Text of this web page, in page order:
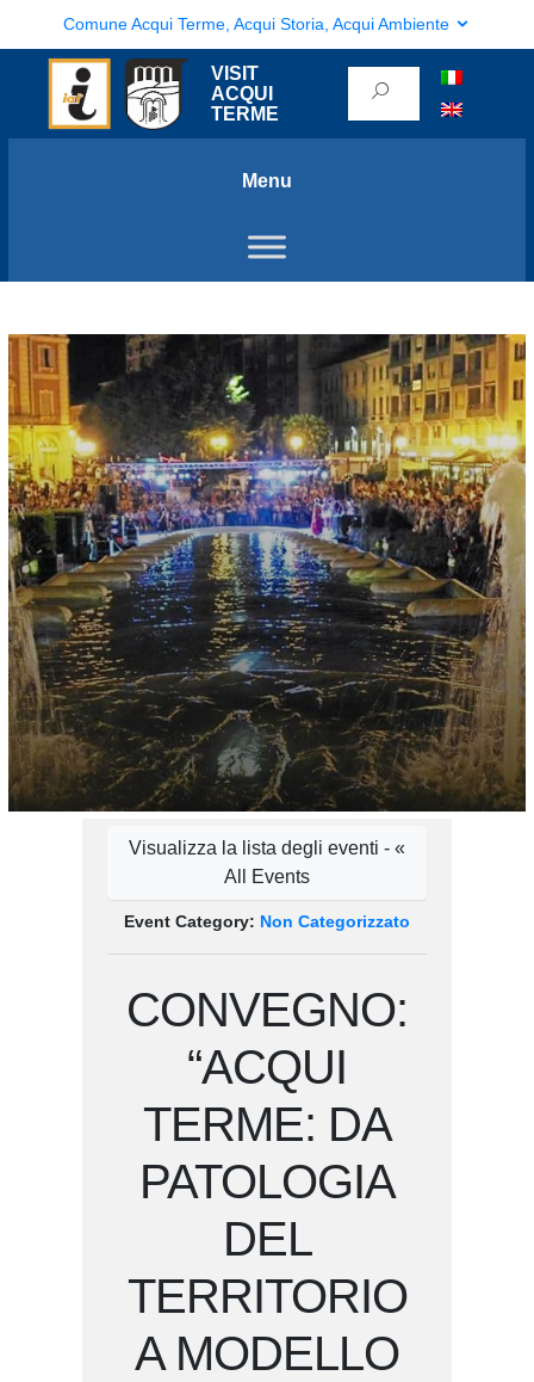
Comune Acqui Terme, Acqui Storia, Acqui Ambiente
VISIT
ACQUI
TERME
Menu
Visualizza la lista degli eventi - «
All Events
Event Category: Non Categorizzato
CONVEGNO:
“ACQUI
TERME: DA
PATOLOGIA
DEL
TERRITORIO
A MODELLO